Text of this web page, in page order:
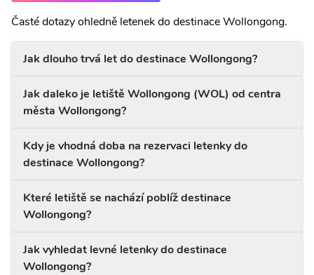
Časté dotazy ohledně letenek do destinace Wollongong.
Jak dlouho trvá let do destinace Wollongong?
Jak daleko je letiště Wollongong (WOL) od centra
města Wollongong?
Kdy je vhodná doba na rezervaci letenky do
destinace Wollongong?
Které letiště se nachází poblíž destinace
Wollongong?
Jak vyhledat levné letenky do destinace
Wollongong?